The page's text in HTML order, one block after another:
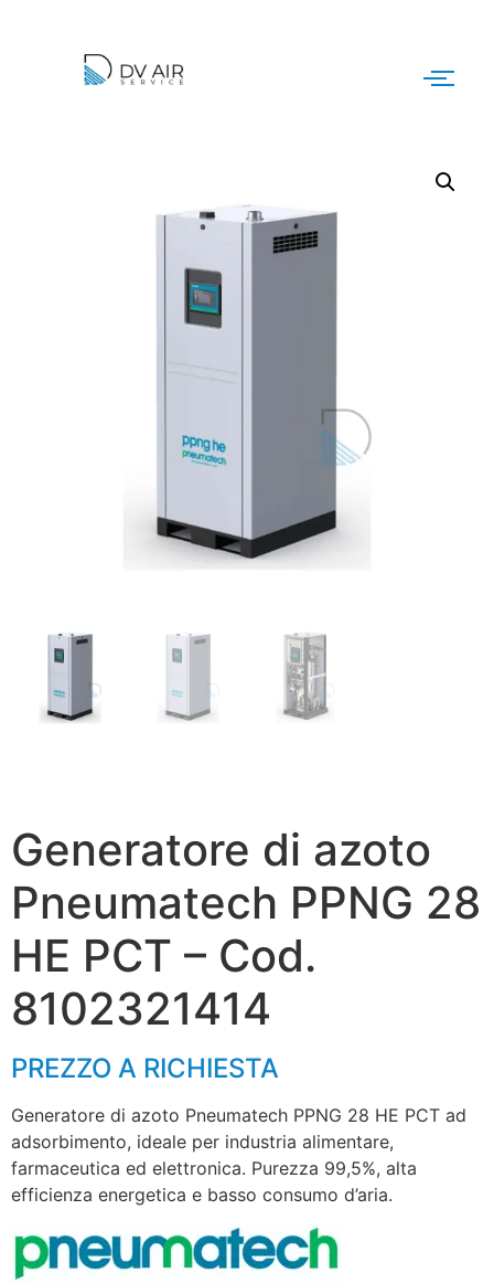
Generatore di azoto
Pneumatech PPNG 28
HE PCT – Cod.
8102321414
PREZZO A RICHIESTA
Generatore di azoto Pneumatech PPNG 28 HE PCT ad
adsorbimento, ideale per industria alimentare,
farmaceutica ed elettronica. Purezza 99,5%, alta
efficienza energetica e basso consumo d’aria.